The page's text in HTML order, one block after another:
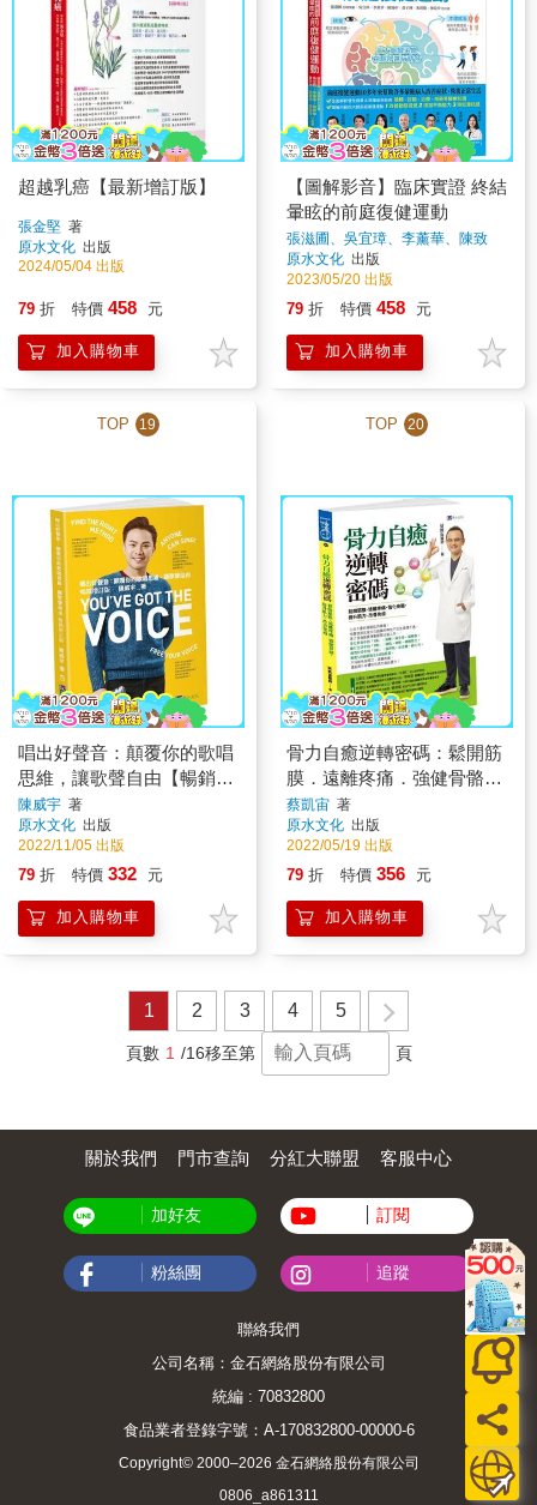
超越乳癌【最新增訂版】
張金堅 著
原水文化 出版
2024/05/04 出版
79 折 特價 458 元
加入購物車
【圖解影音】臨床實證 終結
暈眩的前庭復健運動
張滋圃、吳宜璋、李薰華、陳致
中、黃子洲、宋碧愉、廖玟玲
原水文化 出版
2023/05/20 出版
79 折 特價 458 元
加入購物車
TOP 19
唱出好聲音：顛覆你的歌唱
思維，讓歌聲自由【暢銷增
訂版】
陳威宇 著
原水文化 出版
2022/11/05 出版
79 折 特價 332 元
加入購物車
TOP 20
骨力自癒逆轉密碼：鬆開筋
膜．遠離疼痛．強健骨骼．
提升肌力．改善免疫
蔡凱宙 著
原水文化 出版
2022/05/19 出版
79 折 特價 356 元
加入購物車
1 2 3 4 5
頁數 1 /16移至第 頁
關於我們 門市查詢 分紅大聯盟 客服中心
加好友 訂閱
粉絲團 追蹤
聯絡我們
公司名稱：金石網絡股份有限公司
統編 : 70832800
食品業者登錄字號：A-170832800-00000-6
Copyright© 2000–2026 金石網絡股份有限公司
0806_a861311